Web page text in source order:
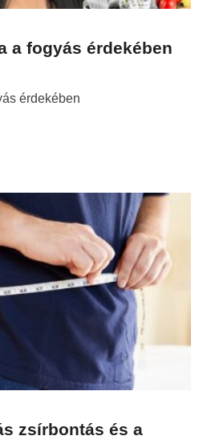
a fogyás érdekében
érdekében
zsírbontás és a